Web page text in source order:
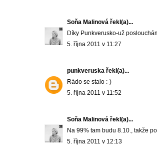
Soňa Malinová řekl(a)...
Díky Punkverusko-už
5. října 2011 v 11:27
punkveruska řekl(a)...
Rádo se stalo :-)
5. října 2011 v 11:52
Soňa Malinová řekl(a)...
Na 99% tam budu 8.10., takže
5. října 2011 v 12:13